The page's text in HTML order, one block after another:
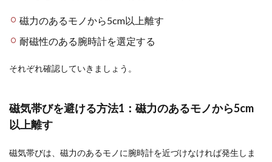
磁力のあるモノから5cm以上離す
耐磁性のある腕時計を選定する
それぞれ確認していきましょう。
磁気帯びを避ける方法1：磁力のあるモノから5cm
以上離す
磁気帯びは、磁力のあるモノに腕時計を近づけなければ発生しま